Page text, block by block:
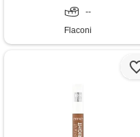
--
Flaconi